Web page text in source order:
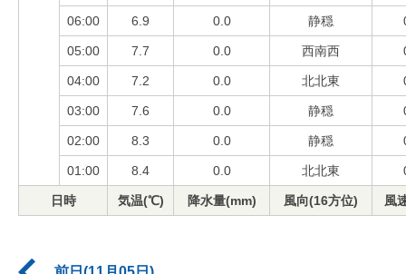
06:00 6.9 0.0 静穏
05:00 7.7 0.0 西南西
04:00 7.2 0.0 北北東
03:00 7.6 0.0 静穏
02:00 8.3 0.0 静穏
01:00 8.4 0.0 北北東
日時 気温(℃) 降水量(mm) 風向(16方位) 風